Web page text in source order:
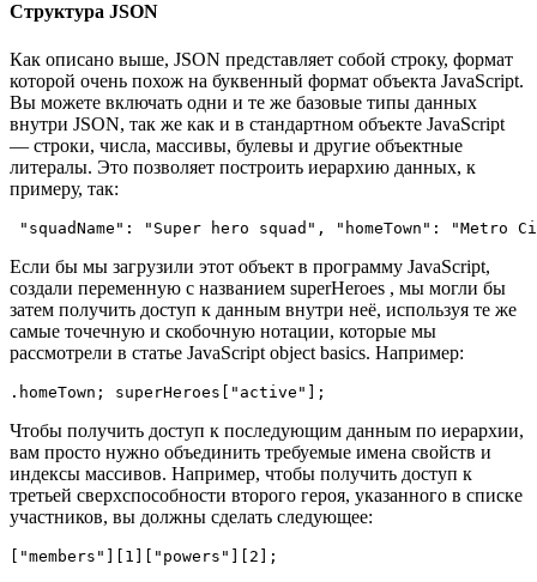
Структура JSON
Как описано выше, JSON представляет собой строку, формат
которой очень похож на буквенный формат объекта JavaScript.
Вы можете включать одни и те же базовые типы данных
внутри JSON, так же как и в стандартном объекте JavaScript
— строки, числа, массивы, булевы и другие объектные
литералы. Это позволяет построить иерархию данных, к
примеру, так:
"squadName" : "Super hero squad" , "homeTown" : "Metro
Если бы мы загрузили этот объект в программу JavaScript,
создали переменную с названием superHeroes , мы могли бы
затем получить доступ к данным внутри неё, используя те же
самые точечную и скобочную нотации, которые мы
рассмотрели в статье JavaScript object basics. Например:
.homeTown ; superHeroes [ "active" ] ;
Чтобы получить доступ к последующим данным по иерархии,
вам просто нужно объединить требуемые имена свойств и
индексы массивов. Например, чтобы получить доступ к
третьей сверхспособности второго героя, указанного в списке
участников, вы должны сделать следующее:
[ "members" ] [ 1 ] [ "powers" ] [ 2 ] ;